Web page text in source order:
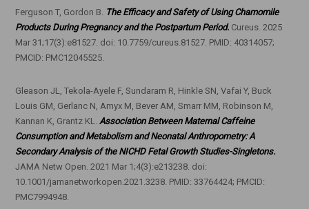
Ferguson T, Gordon B. The Efficacy and Safety of Using Chamomile
Products During Pregnancy and the Postpartum Period.Cureus. 2025
Mar 31;17(3):e81527. doi: 10.7759/cureus.81527. PMID: 40314057;
PMCID: PMC12045525.
Gleason JL, Tekola-Ayele F, Sundaram R, Hinkle SN, Vafai Y, Buck
Louis GM, Gerlanc N, Amyx M, Bever AM, Smarr MM, Robinson M,
Kannan K, Grantz KL. Association Between Maternal Caffeine
Consumption and Metabolism and Neonatal Anthropometry: A
Secondary Analysis of the NICHD Fetal Growth Studies-Singletons.
JAMA Netw Open. 2021 Mar 1;4(3):e213238. doi:
10.1001/jamanetworkopen.2021.3238. PMID: 33764424; PMCID:
PMC7994948.